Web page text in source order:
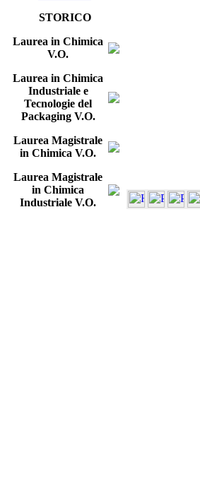
STORICO
Laurea in Chimica
V.O.
Laurea in Chimica
Industriale e
Tecnologie del
Packaging V.O.
Laurea Magistrale
in Chimica V.O.
Laurea Magistrale
in Chimica
Industriale V.O.